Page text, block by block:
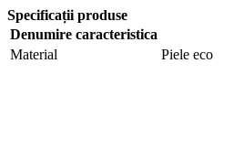
Specificații produse
Denumire caracteristica
Material
Piele eco